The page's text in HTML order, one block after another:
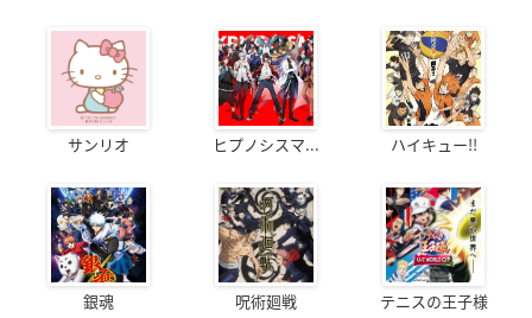
サンリオ ヒプノシスマ... ハイキュー!!
銀魂 呪術廻戦 テニスの王子様